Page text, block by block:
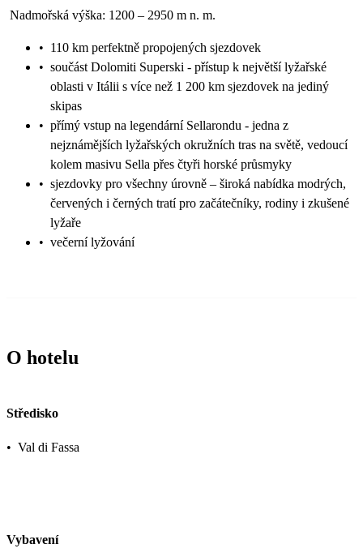
Nadmořská výška: 1200 – 2950 m n. m.
• 110 km perfektně propojených sjezdovek
• součást Dolomiti Superski - přístup k největší lyžařské
oblasti v Itálii s více než 1 200 km sjezdovek na jediný
skipas
• přímý vstup na legendární Sellarondu - jedna z
nejznámějších lyžařských okružních tras na světě, vedoucí
kolem masivu Sella přes čtyři horské průsmyky
• sjezdovky pro všechny úrovně – široká nabídka modrých,
červených i černých tratí pro začátečníky, rodiny i zkušené
lyžaře
• večerní lyžování
O hotelu
Středisko
• Val di Fassa
Vybavení